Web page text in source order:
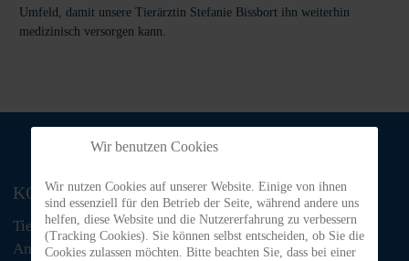
Umfeld, damit unsere Tierärztin Stefanie Bissbort ihn weiterhin
medizinisch versorgen kann.
KONTAKT
Tiere in Not Odenwald e.V.
Am Morsberg 1
Wir benutzen Cookies
Wir nutzen Cookies auf unserer Website. Einige von ihnen
sind essenziell für den Betrieb der Seite, während andere uns
helfen, diese Website und die Nutzererfahrung zu verbessern
(Tracking Cookies). Sie können selbst entscheiden, ob Sie die
Cookies zulassen möchten. Bitte beachten Sie, dass bei einer